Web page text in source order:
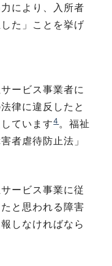
により、入所者
た」ことを挙げ
ービス事業者に
律に違反したと
ています4。福祉
者虐待防止法」
ービス事業に従
と思われる障害
しなければなら